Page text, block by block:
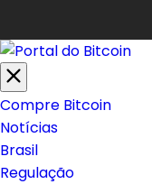
Compre Bitcoin
Notícias
Brasil
Regulação